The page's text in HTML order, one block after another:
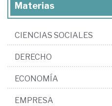
Materias
CIENCIAS SOCIALES
DERECHO
ECONOMÍA
EMPRESA